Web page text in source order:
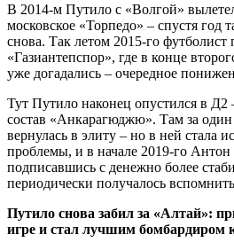
В 2014-м Путило с «Волгой»
московское «Торпедо» – спустя год
снова. Так летом 2015-го футболист
«Газиантепспор», где в конце
уже догадались – очередное
Тут Путило наконец опустился в
состав «Анкарагюджю». Там за один
вернулась в элиту – но в ней стала
проблемы, и в начале 2019-го
подписавшись с денежно более
периодически получалось
Путило снова забил за «Алтай»:
игре и стал лучшим бомбардиром